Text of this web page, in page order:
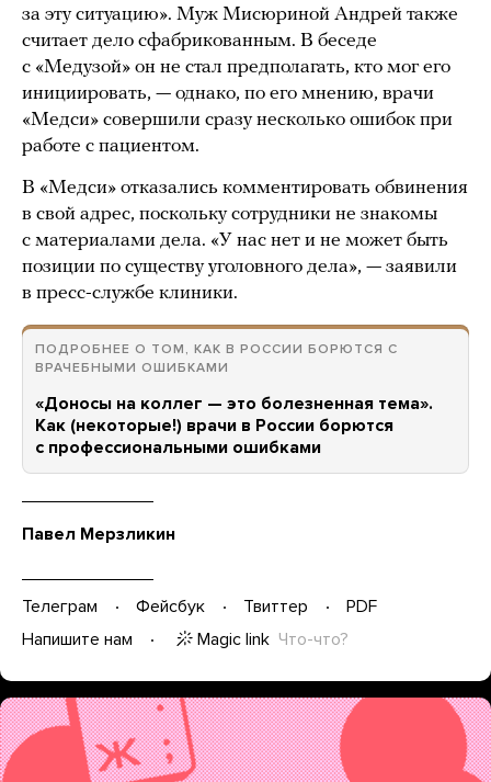
за эту ситуацию». Муж Мисюриной Андрей также
считает дело сфабрикованным. В беседе
с «Медузой» он не стал предполагать, кто мог его
инициировать, — однако, по его мнению, врачи
«Медси» совершили сразу несколько ошибок при
работе с пациентом.
В «Медси» отказались комментировать обвинения
в свой адрес, поскольку сотрудники не знакомы
с материалами дела. «У нас нет и не может быть
позиции по существу уголовного дела», — заявили
в пресс-службе клиники.
ПОДРОБНЕЕ О ТОМ, КАК В РОССИИ БОРЮТСЯ С
ВРАЧЕБНЫМИ ОШИБКАМИ
«Доносы на коллег — это болезненная тема».
Как (некоторые!) врачи в России борются
с профессиональными ошибками
Павел Мерзликин
Телеграм Фейсбук Твиттер
PDF
Напишите нам
Magic link Что-что?